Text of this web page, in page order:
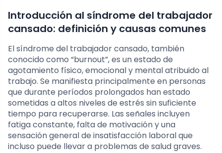
Introducción al síndrome del trabajador
cansado: definición y causas comunes
El síndrome del trabajador cansado, también
conocido como “burnout”, es un estado de
agotamiento físico, emocional y mental atribuido al
trabajo. Se manifiesta principalmente en personas
que durante períodos prolongados han estado
sometidas a altos niveles de estrés sin suficiente
tiempo para recuperarse. Las señales incluyen
fatiga constante, falta de motivación y una
sensación general de insatisfacción laboral que
incluso puede llevar a problemas de salud graves.